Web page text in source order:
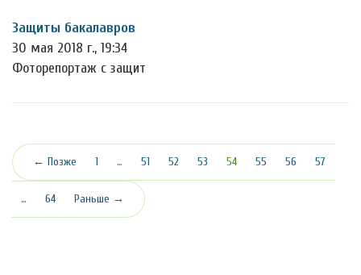
Защиты бакалавров
30 мая 2018 г., 19:34
Фоторепортаж с защит
← Позже 1 … 51 52 53 54(текущая)
55 56 57
… 64 Раньше →